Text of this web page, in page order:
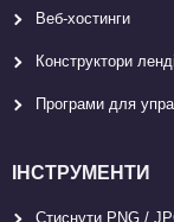
Веб-хостинги
Конструктори
Програми для
ІНСТРУМЕНТИ
Стиснути PNG /